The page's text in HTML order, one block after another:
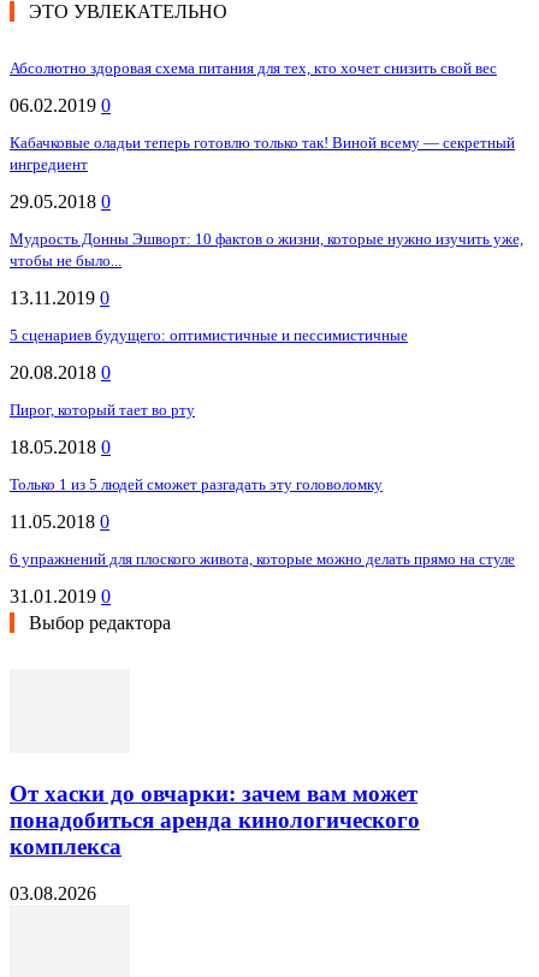
ЭТО УВЛЕКАТЕЛЬНО
Абсолютно здоровая схема питания для тех, кто хочет снизить свой вес
06.02.2019 0
Кабачковые оладьи теперь готовлю только так! Виной всему — секретный
ингредиент
29.05.2018 0
Мудрость Донны Эшворт: 10 фактов о жизни, которые нужно изучить уже,
чтобы не было...
13.11.2019 0
5 сценариев будущего: оптимистичные и пессимистичные
20.08.2018 0
Пирог, который тает во рту
18.05.2018 0
Только 1 из 5 людей сможет разгадать эту головоломку
11.05.2018 0
6 упражнений для плоского живота, которые можно делать прямо на стуле
31.01.2019 0
Выбор редактора
От хаски до овчарки: зачем вам может
понадобиться аренда кинологического
комплекса
03.08.2026